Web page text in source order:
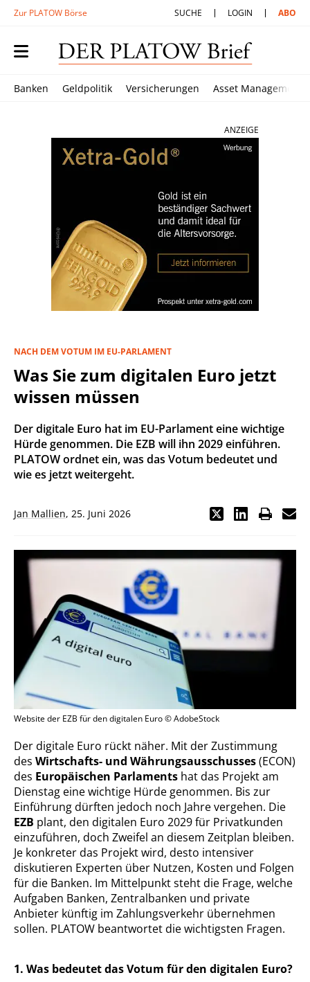
Zur PLATOW Börse SUCHE LOGIN ABO
Banken Geldpolitik Versicherungen Asset Management
ANZEIGE
NACH DEM VOTUM IM EU-PARLAMENT
Was Sie zum digitalen Euro jetzt
wissen müssen
Der digitale Euro hat im EU-Parlament eine wichtige
Hürde genommen. Die EZB will ihn 2029 einführen.
PLATOW ordnet ein, was das Votum bedeutet und
wie es jetzt weitergeht.
Jan Mallien, 25. Juni 2026
Website der EZB für den digitalen Euro © AdobeStock
Der digitale Euro rückt näher. Mit der Zustimmung
des Wirtschafts- und Währungsausschusses(ECON)
des Europäischen Parlaments hat das Projekt am
Dienstag eine wichtige Hürde genommen. Bis zur
Einführung dürften jedoch noch Jahre vergehen. Die
EZB plant, den digitalen Euro 2029 für Privatkunden
einzuführen, doch Zweifel an diesem Zeitplan bleiben.
Je konkreter das Projekt wird, desto intensiver
diskutieren Experten über Nutzen, Kosten und Folgen
für die Banken. Im Mittelpunkt steht die Frage, welche
Aufgaben Banken, Zentralbanken und private
Anbieter künftig im Zahlungsverkehr übernehmen
sollen. PLATOW beantwortet die wichtigsten Fragen.
1. Was bedeutet das Votum für den digitalen Euro?